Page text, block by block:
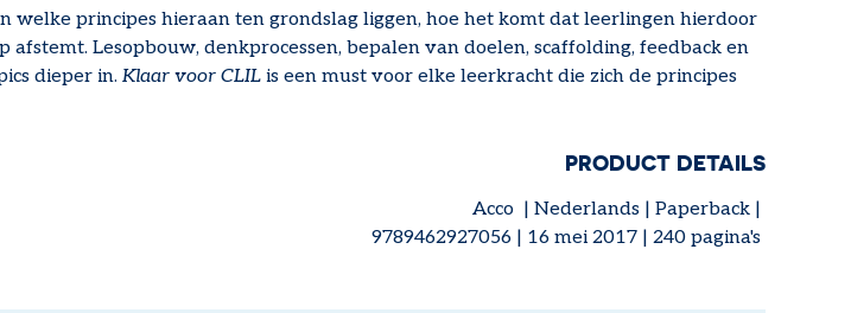
welke principes hieraan ten grondslag liggen, hoe het komt dat leerlingen hierdoor
Lesopbouw, denkprocessen, bepalen van doelen, scaffolding, feedback en
dieper in. Klaar voor CLIL is een must voor elke leerkracht die zich de principes
PRODUCT DETAILS
Acco | Nederlands | Paperback |
9789462927056 | 16 mei 2017 | 240 pagina's